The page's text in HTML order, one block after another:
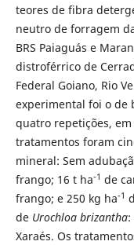
teores de fibra
neutro de forragem
BRS Paiaguás e
distroférrico de
Federal Goiano, Rio
experimental foi o de
quatro repetições,
tratamentos foram
mineral: Sem
frango; 16 t ha-1 de
frango; e 250 kg ha-1
de Urochloa brizantha:
Xaraés. Os